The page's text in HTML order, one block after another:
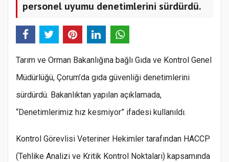
personel uyumu denetimlerini sürdürdü.
Tarım ve Orman Bakanlığına bağlı Gıda ve Kontrol Genel
Müdürlüğü, Çorum’da gıda güvenliği denetimlerini
sürdürdü. Bakanlıktan yapılan açıklamada,
“Denetimlerimiz hız kesmiyor” ifadesi kullanıldı.
Kontrol Görevlisi Veteriner Hekimler tarafından HACCP
(Tehlike Analizi ve Kritik Kontrol Noktaları) kapsamında